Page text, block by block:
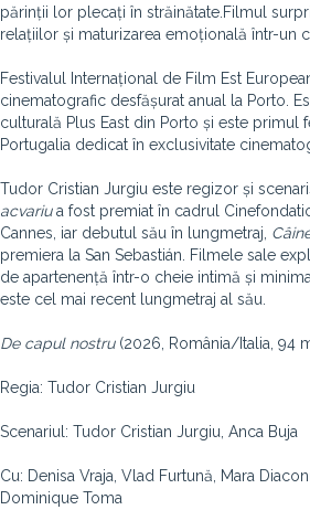
părinții lor plecați în străinătate.Filmul
relațiilor și maturizarea emoțională într-un
Festivalul Internațional de Film Est
cinematografic desfășurat anual la Porto.
culturală Plus East din Porto și este primul
Portugalia dedicat în exclusivitate
Tudor Cristian Jurgiu este regizor și
acvariua fost premiat în cadrul
Cannes, iar debutul său în lungmetraj,
premiera la San Sebastián. Filmele sale
de apartenență într-o cheie intimă și
este cel mai recent lungmetraj al său.
De capul nostru(2026, România/Italia, 94
Regia: Tudor Cristian Jurgiu
Scenariul: Tudor Cristian Jurgiu, Anca Buja
Cu: Denisa Vraja, Vlad Furtună, Mara
Dominique Toma